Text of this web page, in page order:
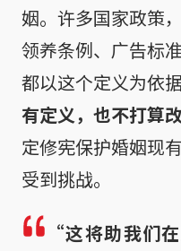
姻。许多国家政策
领养条例、广告标
都以这个定义为依据
有定义，也不打算
定修宪保护婚姻现
受到挑战。
“这将助我们